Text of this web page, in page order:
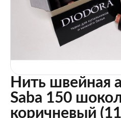
Нить швейная
Saba 150
коричневый